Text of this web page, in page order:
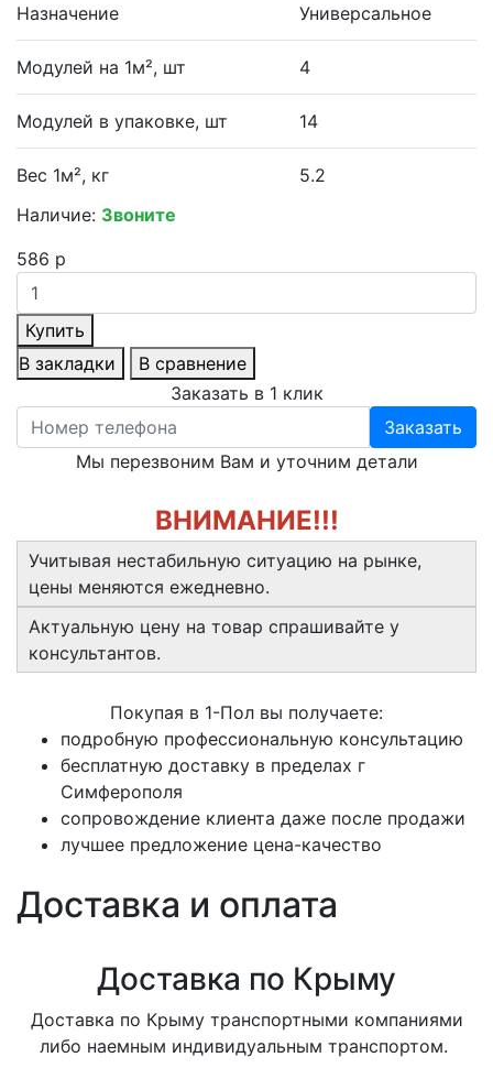
Назначение Универсальное
Модулей на 1м², шт 4
Модулей в упаковке, шт 14
Вес 1м², кг
5.2
Наличие: Звоните
586 р
Купить
В закладки
В сравнение
Заказать в 1 клик
Заказать
Мы перезвоним Вам и уточним детали
ВНИМАНИЕ!!!
Учитывая нестабильную ситуацию на рынке,
цены меняются ежедневно.
Актуальную цену на товар спрашивайте у
консультантов.
Покупая в 1-Пол вы получаете:
подробную профессиональную консультацию
бесплатную доставку в пределах г
Симферополя
сопровождение клиента даже после продажи
лучшее предложение цена-качество
Доставка и оплата
Доставка по Крыму
Доставка по Крыму транспортными компаниями
либо наемным индивидуальным транспортом.